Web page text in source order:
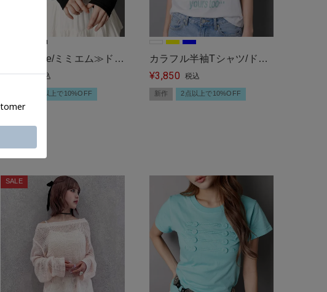
≪mimiéme/ミミエム≫ドッ
トキャミソール+カーディ
ガンセット/#韓国ガーリー
¥5,489 税込
2点以上で10%OFF
カラフル半袖Tシャツ/ドッ
トロゴ/#ストリート女子
¥3,850 税込
新作 2点以上で10%OFF
SALE